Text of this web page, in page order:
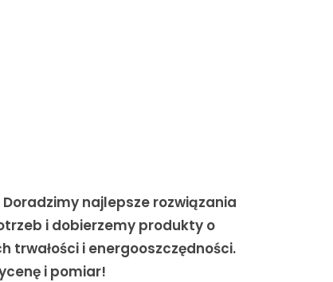
najlepsze rozwiązania
i dobierzemy produkty o
i energooszczędności.
i pomiar!